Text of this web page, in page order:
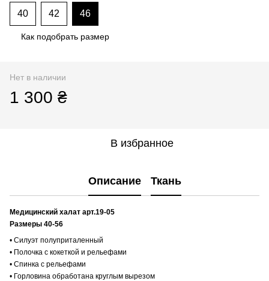
40 42 46
Как подобрать размер
Нет в наличии
1 300 ₴
В избранное
Описание Ткань
Медицинский халат арт.19-05
Размеры 40-56
• Силуэт полуприталенный
• Полочка с кокеткой и рельефами
• Спинка с рельефами
• Горловина обработана круглым вырезом